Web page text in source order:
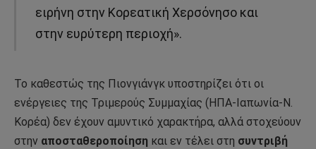
ειρήνη στην Κορεατική Χερσόνησο και
στην ευρύτερη περιοχή».
Το καθεστώς της Πιονγιάνγκ υποστηρίζει ότι οι
ενέργειες της Τριμερούς Συμμαχίας (ΗΠΑ-Ιαπωνία-Ν.
Κορέα) δεν έχουν αμυντικό χαρακτήρα, αλλά στοχεύουν
στην αποσταθεροποίηση και εν τέλει στη συντριβή